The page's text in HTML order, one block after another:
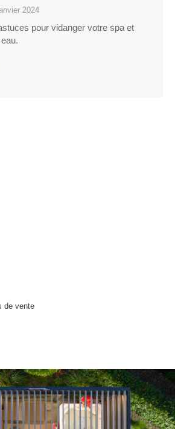
2024
pour vidanger votre spa et
de vente